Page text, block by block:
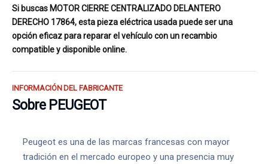
Si buscas MOTOR CIERRE CENTRALIZADO DELANTERO
DERECHO 17864, esta pieza eléctrica usada puede ser una
opción eficaz para reparar el vehículo con un recambio
compatible y disponible online.
INFORMACIÓN DEL FABRICANTE
Sobre PEUGEOT
Peugeot es una de las marcas francesas con mayor
tradición en el mercado europeo y una presencia muy